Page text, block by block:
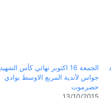
الجمعة 16 اكتوبر نهائي كأس الشهيد
جواس لأندية المربع الاوسط بوادي
حضرموت